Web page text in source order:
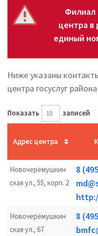
Филиал
центра в
единый
Ниже указаны
центра госуслуг
Показать записей
Адрес центра
Новочерёмушкин
ская ул., 55, корп. 2
8
Новочерёмушкин
ская ул., 67
8